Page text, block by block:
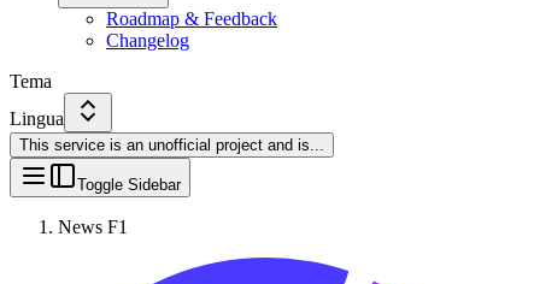
Roadmap & Feedback
Changelog
Tema
Lingua
This service is an unofficial project and is...
Toggle Sidebar
News F1